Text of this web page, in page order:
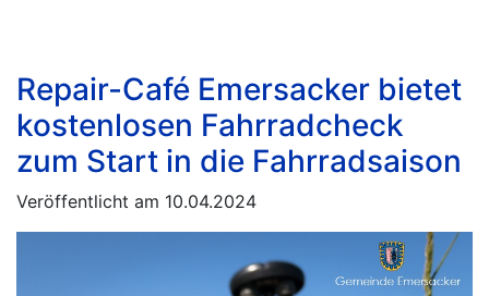
Repair-Café Emersacker bietet
kostenlosen Fahrradcheck
zum Start in die Fahrradsaison
Veröffentlicht am 10.04.2024